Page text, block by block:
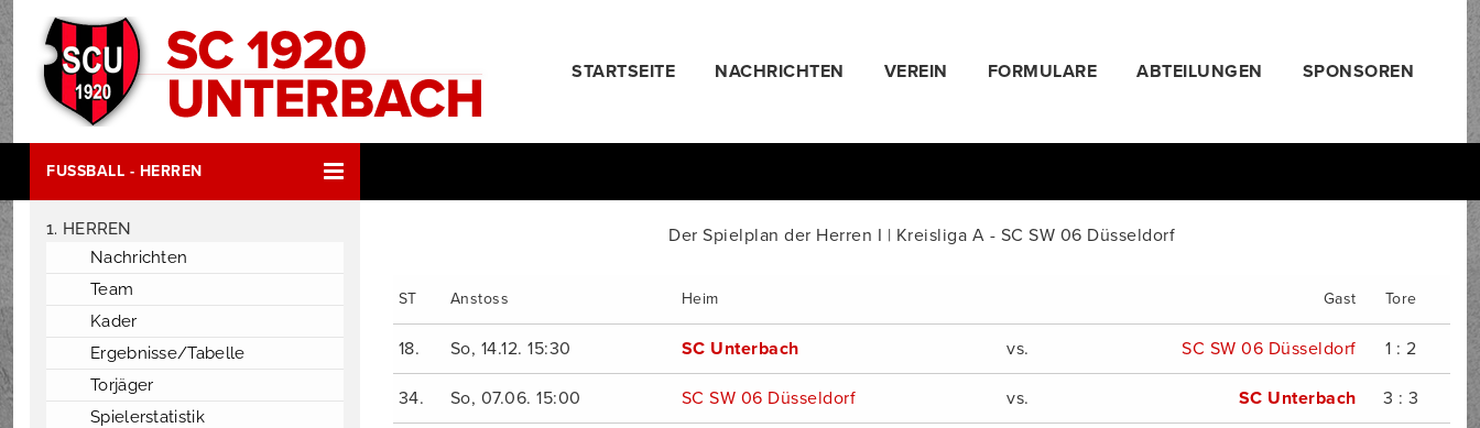
STARTSEITE NACHRICHTEN VEREIN FORMULARE ABTEILUNGEN SPONSOREN
FUSSBALL - HERREN
1. HERREN
Nachrichten
Team
Kader
Ergebnisse/Tabelle
Torjäger
Spielerstatistik
Der Spielplan der Herren I | Kreisliga A - SC SW 06 Düsseldorf
ST Anstoss Heim Gast Tore
18. So, 14.12. 15:30 SC Unterbach vs. SC SW 06 Düsseldorf 1 : 2
34. So, 07.06. 15:00 SC SW 06 Düsseldorf vs. SC Unterbach 3 : 3